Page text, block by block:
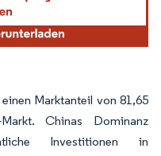
Marktanteil von 81,65
Chinas Dominanz
Investitionen in